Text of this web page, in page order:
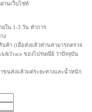
านเว็บไซท์
ใน 1-3 วัน ทำการ
ง
ค้า (เมื่อส่งแล้วท่านสามารถตรวจ
ของไปรษณีย์ ว่าปัจจุบัน
ขนส่งแล้วแต่ระยะทางและน้ำหนัก